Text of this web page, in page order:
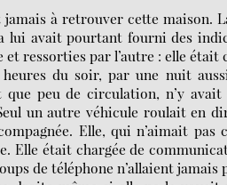
à retrouver cette maison.
lui avait pourtant fourni des
ressorties par l’autre : elle était
du soir, par une nuit
peu de circulation, n’y
un autre véhicule roulait en
Elle, qui n’aimait
Elle était chargée de
de téléphone n’allaient jamais